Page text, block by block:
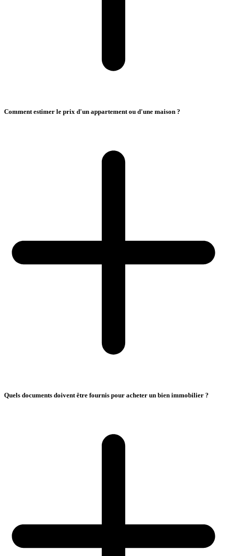
Comment estimer le prix d'un appartement ou d'une maison ?
Quels documents doivent être fournis pour acheter un bien immobilier ?